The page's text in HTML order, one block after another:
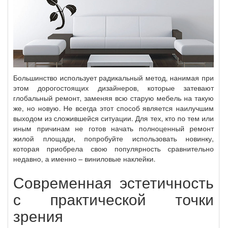
Большинство использует радикальный метод, нанимая при
этом дорогостоящих дизайнеров, которые затевают
глобальный ремонт, заменяя всю старую мебель на такую
же, но новую. Не всегда этот способ является наилучшим
выходом из сложившейся ситуации. Для тех, кто по тем или
иным причинам не готов начать полноценный ремонт
жилой площади, попробуйте использовать новинку,
которая приобрела свою популярность сравнительно
недавно, а именно – виниловые наклейки.
Современная эстетичность
с практической точки
зрения